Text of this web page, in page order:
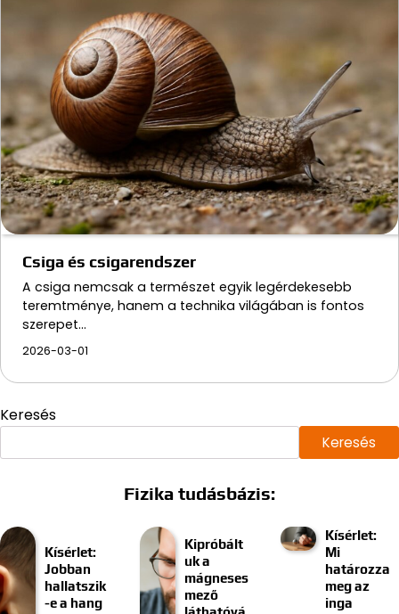
Csiga és csigarendszer
A csiga nemcsak a természet egyik legérdekesebb
teremtménye, hanem a technika világában is fontos
szerepet…
2026-03-01
Keresés
Keresés
Fizika tudásbázis:
Kísérlet:
Jobban
hallatszik
-e a hang
Kipróbált
uk a
mágneses
mező
Kísérlet:
Mi
határozza
meg az
inga